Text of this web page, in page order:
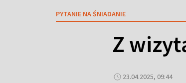
PYTANIE NA ŚNIADANIE
Z
23.04.2025, 09:44